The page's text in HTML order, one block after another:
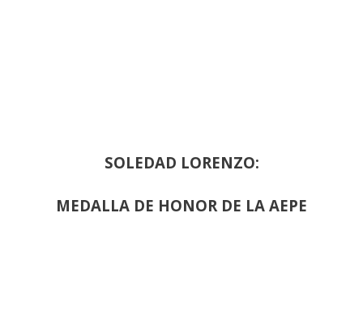
SOLEDAD LORENZO:
MEDALLA DE HONOR DE LA AEPE